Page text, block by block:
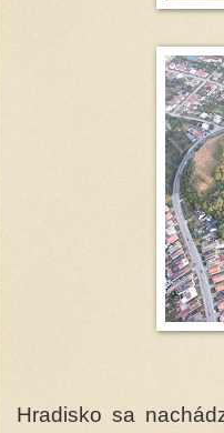
Hradisko sa